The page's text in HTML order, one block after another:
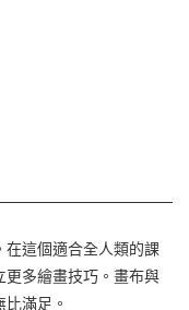
這個適合全人類的課
多繪畫技巧。畫布與
滿足。